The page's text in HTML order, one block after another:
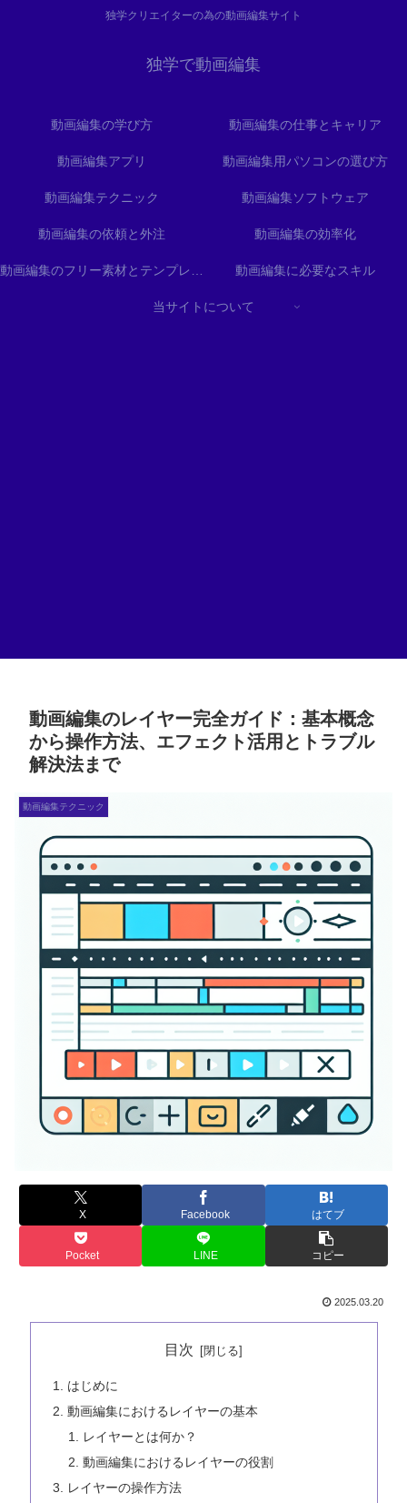
独学クリエイターの為の動画編集サイト
独学で動画編集
動画編集の学び方 動画編集の仕事とキャリア
動画編集アプリ 動画編集用パソコンの選び方
動画編集テクニック 動画編集ソフトウェア
動画編集の依頼と外注 動画編集の効率化
動画編集のフリー素材とテンプレート 動画編集に必要なスキル
当サイトについて
動画編集のレイヤー完全ガイド：基本概念
から操作方法、エフェクト活用とトラブル
解決法まで
動画編集テクニック
X Facebook はてブ
Pocket LINE コピー
2025.03.20
目次
はじめに
動画編集におけるレイヤーの基本
レイヤーとは何か？
動画編集におけるレイヤーの役割
レイヤーの操作方法